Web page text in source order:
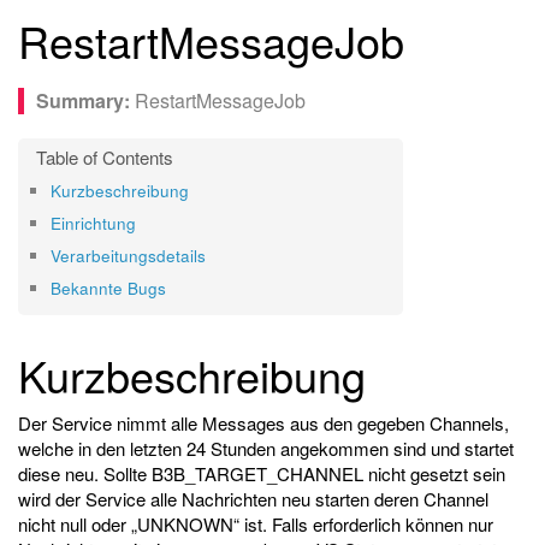
RestartMessageJob
RestartMessageJob
Kurzbeschreibung
Einrichtung
Verarbeitungsdetails
Bekannte Bugs
Kurzbeschreibung
Der Service nimmt alle Messages aus den gegeben Channels,
welche in den letzten 24 Stunden angekommen sind und startet
diese neu. Sollte B3B_TARGET_CHANNEL nicht gesetzt sein
wird der Service alle Nachrichten neu starten deren Channel
nicht null oder „UNKNOWN“ ist. Falls erforderlich können nur